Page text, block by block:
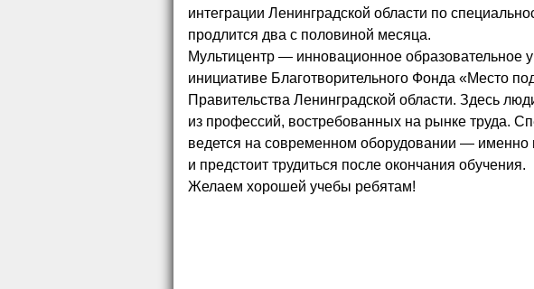
интеграции Ленинградской области по
продлится два с половиной месяца.
Мультицентр — инновационное образовательное
инициативе Благотворительного Фонда «Место
Правительства Ленинградской области. Здесь
из профессий, востребованных на рынке труда.
ведется на современном оборудовании — именно
и предстоит трудиться после окончания обучения.
Желаем хорошей учебы ребятам!